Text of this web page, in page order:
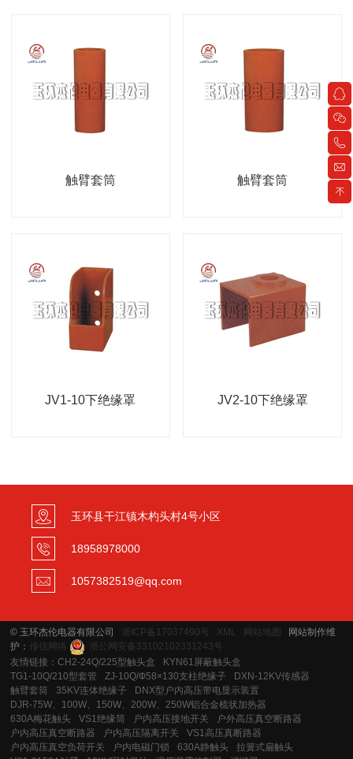
触臂套筒 触臂套筒
JV1-10下绝缘罩 JV2-10下绝缘罩
玉环县干江镇木杓头村4号小区
18958978000
1057382519@qq.com
© 玉环杰伦电器有限公司 浙ICP备17037490号 XML 网站地图
网站制作维
护： 传信网络
浙公网安备33102102331243号
友情链接：CH2-24Q/225型触头盒
KYN61屏蔽触头盒
TG1-10Q/210型套管
ZJ-10Q/Ф58×130支柱绝缘子
DXN-12KV传感器
触臂套筒
35KV连体绝缘子
DNX型户内高压带电显示装置
DJR-75W、100W、150W、200W、250W铝合金梳状加热器
630A梅花触头
VS1绝缘筒 户内高压接地开关
户外高压真空断路器
户内高压真空断路器
户内高压隔离开关
VS1高压真断路器
户内高压真空负荷开关
户内电磁门锁 630A静触头
拉簧式扁触头